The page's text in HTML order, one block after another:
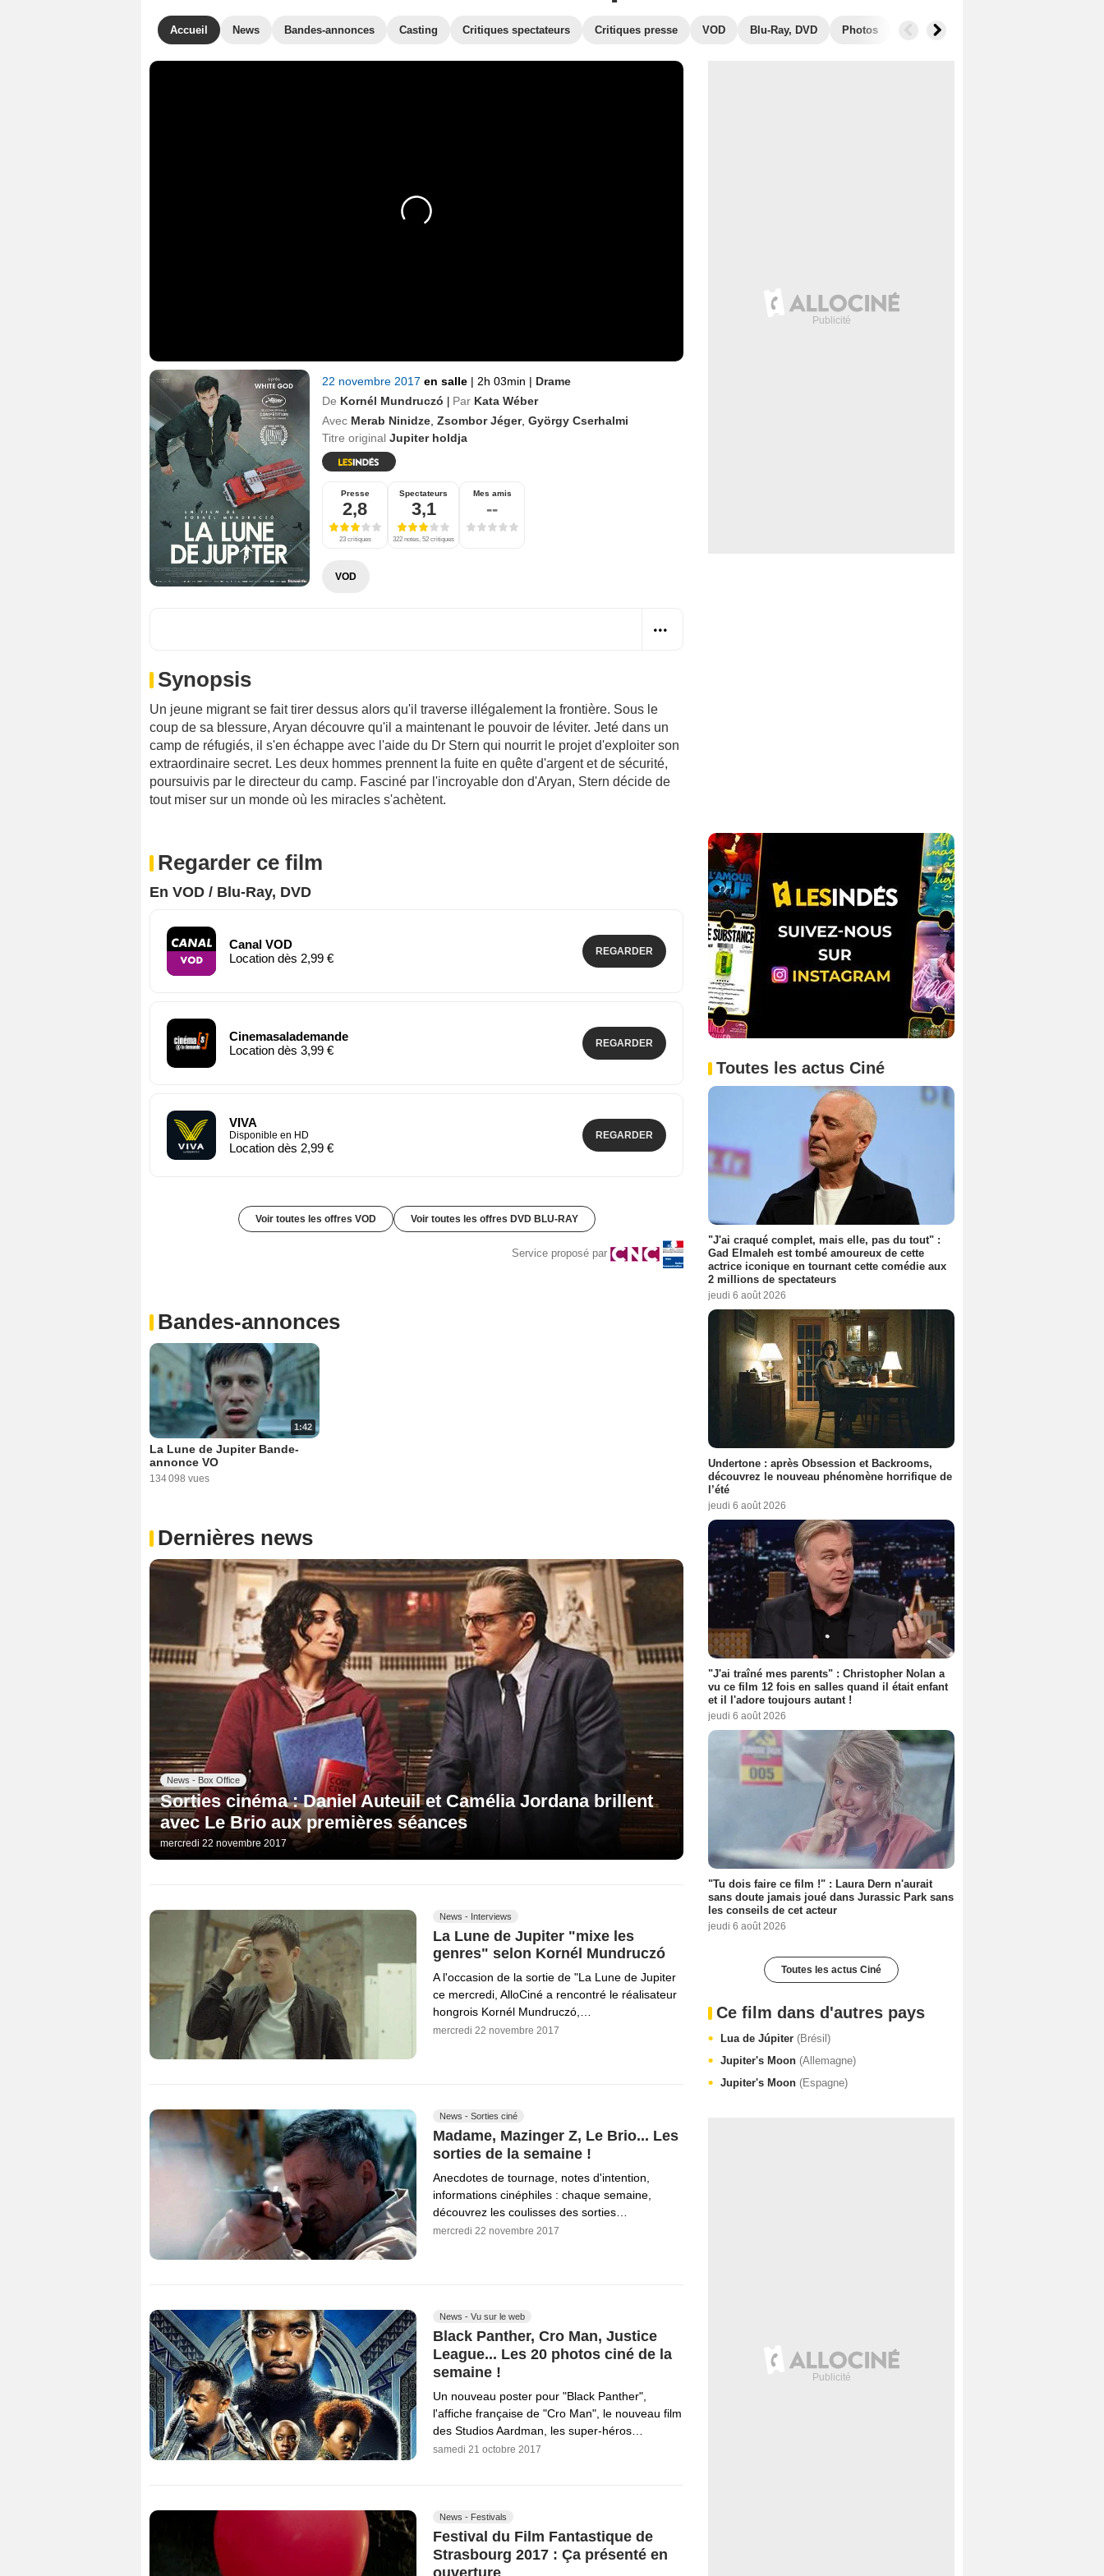
Accueil News Bandes-annonces Casting Critiques spectateurs Critiques presse VOD Blu-Ray, DVD Photos Secrets de tournage
22 novembre 2017 en salle | 2h 03min | Drame
De Kornél Mundruczó | Par Kata Wéber
Avec Merab Ninidze Zsombor Jéger, György Cserhalmi
Titre original Jupiter holdja
Presse
2,8
23 critiques
Spectateurs
3,1
322 notes, 52 critiques
Mes amis
--
VOD
Synopsis
Un jeune migrant se fait tirer dessus alors qu'il traverse illégalement la frontière. Sous le
coup de sa blessure, Aryan découvre qu'il a maintenant le pouvoir de léviter. Jeté dans un
camp de réfugiés, il s'en échappe avec l'aide du Dr Stern qui nourrit le projet d'exploiter son
extraordinaire secret. Les deux hommes prennent la fuite en quête d'argent et de sécurité,
poursuivis par le directeur du camp. Fasciné par l'incroyable don d'Aryan, Stern décide de
tout miser sur un monde où les miracles s'achètent.
Regarder ce film
En VOD / Blu-Ray, DVD
Canal VOD
Location dès 2,99 €
REGARDER
Cinemasalademande
Location dès 3,99 €
REGARDER
VIVA
Disponible en HD
Location dès 2,99 €
REGARDER
Voir toutes les offres VOD Voir toutes les offres DVD BLU-RAY
Service proposé par
Bandes-annonces
1:42
La Lune de Jupiter Bande-
annonce VO
134 098 vues
Dernières news
News - Box Office
Sorties cinéma : Daniel Auteuil et Camélia Jordana brillent
avec Le Brio aux premières séances
mercredi 22 novembre 2017
News - Interviews
La Lune de Jupiter "mixe les
genres" selon Kornél Mundruczó
A l'occasion de la sortie de "La Lune de Jupiter
ce mercredi, AlloCiné a rencontré le réalisateur
hongrois Kornél Mundruczó,…
mercredi 22 novembre 2017
News - Sorties ciné
Madame, Mazinger Z, Le Brio... Les
sorties de la semaine !
Anecdotes de tournage, notes d'intention,
informations cinéphiles : chaque semaine,
découvrez les coulisses des sorties…
mercredi 22 novembre 2017
News - Vu sur le web
Black Panther, Cro Man, Justice
League... Les 20 photos ciné de la
semaine !
Un nouveau poster pour "Black Panther",
l'affiche française de "Cro Man", le nouveau film
des Studios Aardman, les super-héros…
samedi 21 octobre 2017
News - Festivals
Festival du Film Fantastique de
Strasbourg 2017 : Ça présenté en
ouverture
Toutes les actus Ciné
"J'ai craqué complet, mais elle, pas du tout" :
Gad Elmaleh est tombé amoureux de cette
actrice iconique en tournant cette comédie aux
2 millions de spectateurs
jeudi 6 août 2026
Undertone : après Obsession et Backrooms,
découvrez le nouveau phénomène horrifique de
l’été
jeudi 6 août 2026
"J'ai traîné mes parents" : Christopher Nolan a
vu ce film 12 fois en salles quand il était enfant
et il l'adore toujours autant !
jeudi 6 août 2026
"Tu dois faire ce film !" : Laura Dern n'aurait
sans doute jamais joué dans Jurassic Park sans
les conseils de cet acteur
jeudi 6 août 2026
Toutes les actus Ciné
Ce film dans d'autres pays
Lua de Júpiter (Brésil)
Jupiter's Moon (Allemagne)
Jupiter's Moon (Espagne)